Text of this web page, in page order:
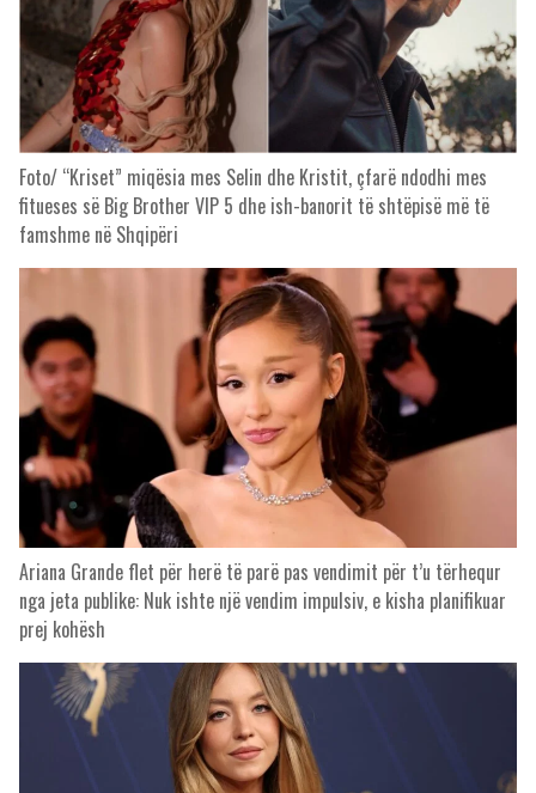
Foto/ “Kriset” miqësia mes Selin dhe Kristit, çfarë ndodhi mes
fitueses së Big Brother VIP 5 dhe ish-banorit të shtëpisë më të
famshme në Shqipëri
Ariana Grande flet për herë të parë pas vendimit për t’u tërhequr
nga jeta publike: Nuk ishte një vendim impulsiv, e kisha planifikuar
prej kohësh